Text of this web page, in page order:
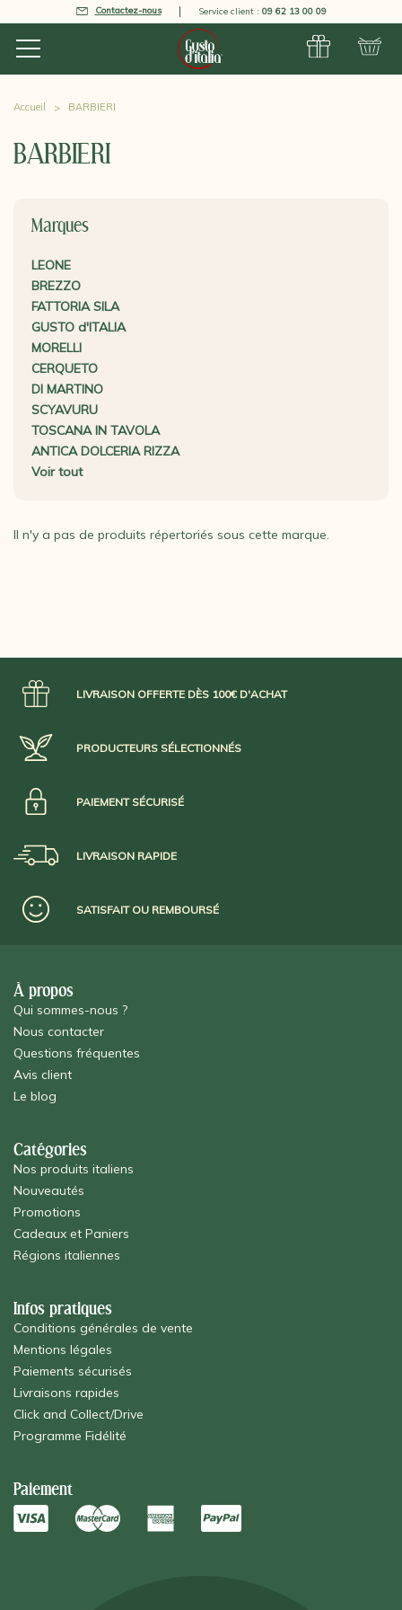
Contactez-nous Service client : 09 62 13 00 09
Accueil BARBIERI
BARBIERI
Marques
LEONE
BREZZO
FATTORIA SILA
GUSTO d'ITALIA
MORELLI
CERQUETO
DI MARTINO
SCYAVURU
TOSCANA IN TAVOLA
ANTICA DOLCERIA RIZZA
Voir tout
Il n'y a pas de produits répertoriés sous cette marque.
LIVRAISON OFFERTE DÈS 100€ D'ACHAT
PRODUCTEURS SÉLECTIONNÉS
PAIEMENT SÉCURISÉ
LIVRAISON RAPIDE
SATISFAIT OU REMBOURSÉ
À propos
Qui sommes-nous ?
Nous contacter
Questions fréquentes
Avis client
Le blog
Catégories
Nos produits italiens
Nouveautés
Promotions
Cadeaux et Paniers
Régions italiennes
Infos pratiques
Conditions générales de vente
Mentions légales
Paiements sécurisés
Livraisons rapides
Click and Collect/Drive
Programme Fidélité
Paiement